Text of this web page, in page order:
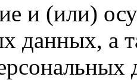
и (или)
данных, а